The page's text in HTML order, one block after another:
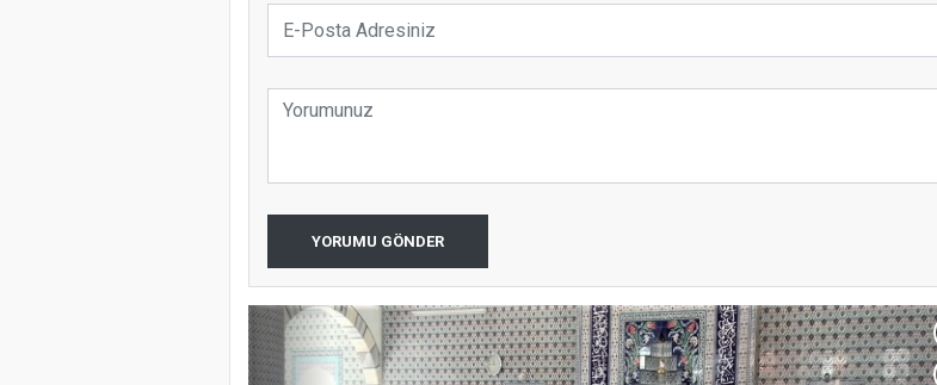
YORUMU GÖNDER
Türkiye’de insanlar dinle bağlarını
koparıyor mu?